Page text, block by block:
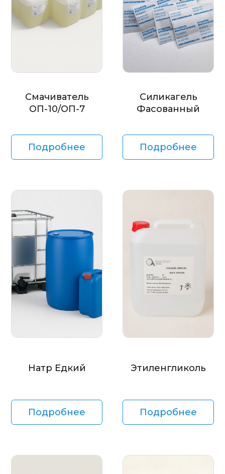
Смачиватель
ОП-10/ОП-7
Подробнее
Силикагель
Фасованный
Подробнее
Натр Едкий
Подробнее
Этиленгликоль
Подробнее